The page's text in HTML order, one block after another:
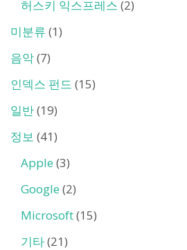
허스키 익스프레스 (2)
미분류 (1)
음악(7)
인덱스 펀드 (15)
일반(19)
정보 (41)
Apple (3)
Google (2)
Microsoft(15)
기타(21)